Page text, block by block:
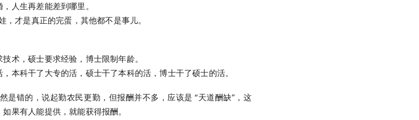
人生再差能差到哪里。
才是真正的完蛋，其他都不是事儿。
术，硕士要求经验，博士限制年龄。
本科干了大专的活，硕士干了本科的活，博士干了硕士的活。
是错的，说起勤农民更勤，但报酬并不多，应该是 “天道酬缺”，这
果有人能提供，就能获得报酬。